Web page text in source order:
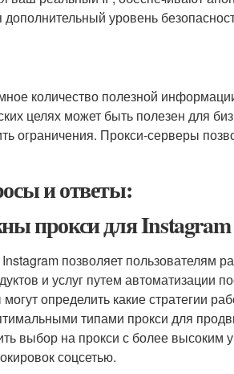
дополнительный уровень
количество полезной
целях может быть полезен для
ограничения. Прокси-серверы
и ответы:
прокси для Instagram
позволяет пользователям
и услуг путем автоматизации
могут определить какие стратегии
типами прокси для
выбор на прокси с более высоким
соцсетью.